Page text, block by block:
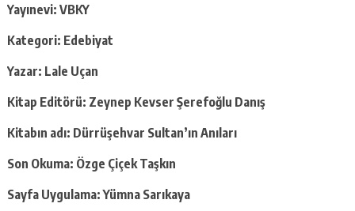
Yayınevi: VBKY
Kategori: Edebiyat
Yazar: Lale Uçan
Kitap Editörü: Zeynep Kevser Şerefoğlu Danış
Kitabın adı: Dürrüşehvar Sultan’ın Anıları
Son Okuma: Özge Çiçek Taşkın
Sayfa Uygulama: Yümna Sarıkaya